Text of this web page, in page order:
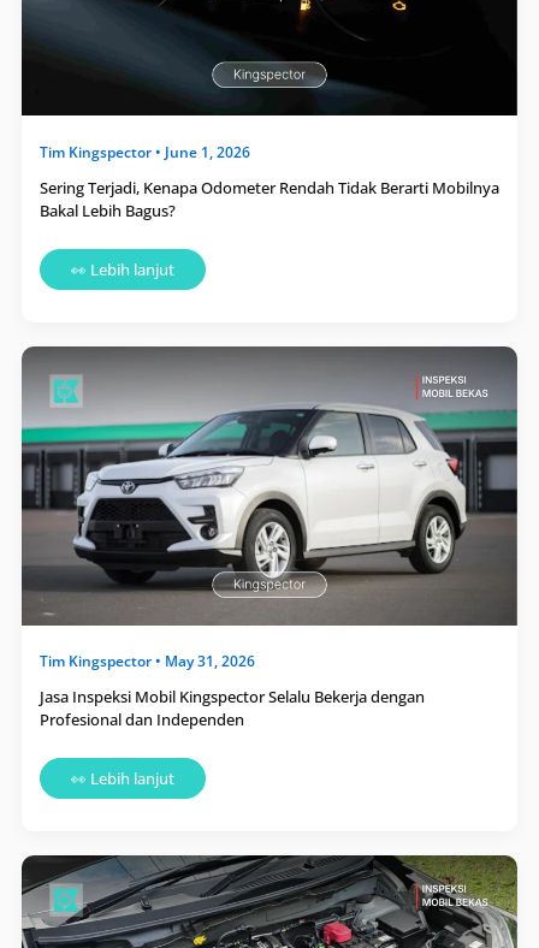
Tim Kingspector• June 1, 2026
Sering Terjadi, Kenapa Odometer Rendah Tidak Berarti Mobilnya
Bakal Lebih Bagus?
👀 Lebih lanjut
Tim Kingspector• May 31, 2026
Jasa Inspeksi Mobil Kingspector Selalu Bekerja dengan
Profesional dan Independen
Jasa
Mobil
Kingspector
Selalu
Bekerja
dengan
Profesional
dan
Independen
👀 Lebih lanjut
10
Titik
yang
Paling
Sering
Disamarkan